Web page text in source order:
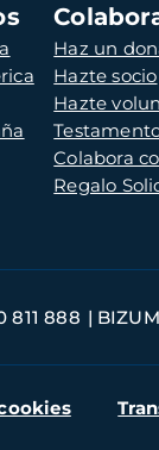
Haz un
Hazte socio
Hazte
Colabora
Regalo
811 888